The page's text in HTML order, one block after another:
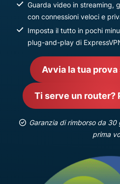
Guarda video in streaming,
con connessioni veloci e
Imposta il tutto in pochi
plug-and-play di
Avvia la tua
Ti serve un router?
Garanzia di rimborso da 30
prima